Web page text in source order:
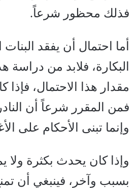
فذلك محظور شرعاً.
أما احتمال أن يفقد البنات
البكارة، فلابد من دراسة
مقدار هذا الاحتمال، فإذا
فمن المقرر شرعاً أن
وإنما تبنى الأحكام على
وإذا كان يحدث بكثرة ولا
بسبب وآخر، فينبغي أن